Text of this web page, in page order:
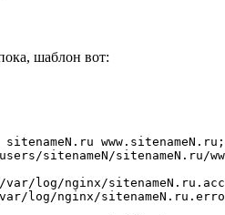
шаблон вот:
www.sitenameN.ru;
sitenameN/sitenameN.ru/
var/log/nginx/
log/nginx/